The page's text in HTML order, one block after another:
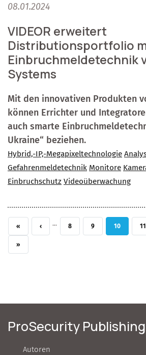
08.01.2024
VIDEOR erweitert
Distributionsportfolio
Einbruchmeldetechnik
Systems
Mit den innovativen Produkten
können Errichter und
auch smarte
Ukraine“ beziehen.
Hybrid,-IP,-Megapixeltechnologie
Gefahrenmeldetechnik Monitore
Einbruchschutz Videoüberwachung
ERSTE SEITE
« VORHERIGE SEITE
‹ … SEITE
8 SEITE
9 AKTUELLE
10 11
LETZTE SEITE
»
ProSecurity Publishing
Autoren